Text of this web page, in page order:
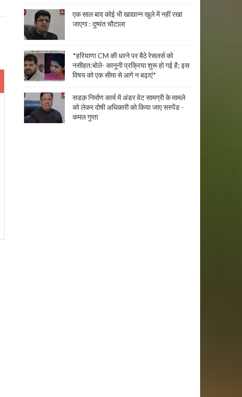
एक साल बाद कोई भी खाद्यान्न खुले में नहीं रखा
जाएगा : दुष्यंत चौटाला
*हरियाणा CM की धरने पर बैठे रेसलर्स को
नसीहत:बोले- कानूनी प्रक्रिया शुरू हो गई है; इस
विषय को एक सीमा से आगे न बढ़ाएं*
सडक़ निर्माण कार्य में अंडर वेट सामग्री के मामले
को लेकर दोषी अधिकारी को किया जाए सस्पेंड -
कमल गुप्ता